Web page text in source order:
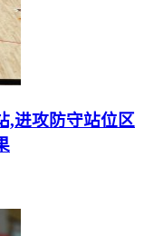
,进攻防守站位区